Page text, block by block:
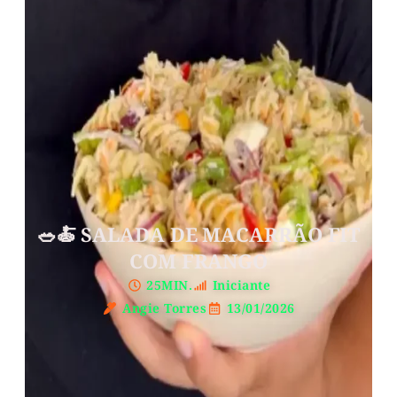
🥗🍝 SALADA DE MACARRÃO FIT
COM FRANGO
25MIN.
Iniciante
Angie Torres
13/01/2026